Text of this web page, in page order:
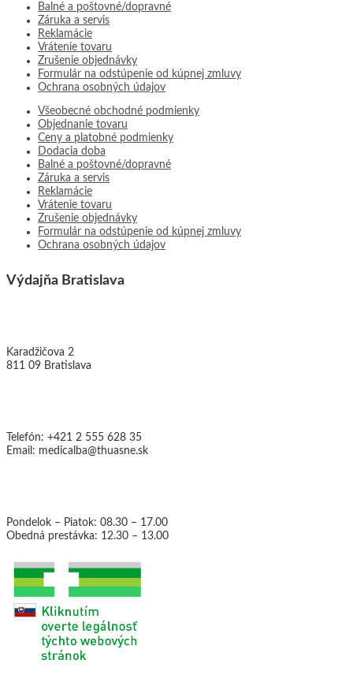
Balné a poštovné/dopravné
Záruka a servis
Reklamácie
Vrátenie tovaru
Zrušenie objednávky
Formulár na odstúpenie od kúpnej zmluvy
Ochrana osobných údajov
Všeobecné obchodné podmienky
Objednanie tovaru
Ceny a platobné podmienky
Dodacia doba
Balné a poštovné/dopravné
Záruka a servis
Reklamácie
Vrátenie tovaru
Zrušenie objednávky
Formulár na odstúpenie od kúpnej zmluvy
Ochrana osobných údajov
Výdajňa Bratislava
Karadžičova 2
811 09 Bratislava
Telefón: +421 2 555 628 35
Email: medicalba@thuasne.sk
Pondelok – Piatok: 08.30 – 17.00
Obedná prestávka: 12.30 – 13.00